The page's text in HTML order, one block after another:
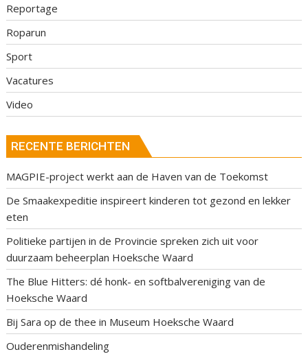
Reportage
Roparun
Sport
Vacatures
Video
RECENTE BERICHTEN
MAGPIE-project werkt aan de Haven van de Toekomst
De Smaakexpeditie inspireert kinderen tot gezond en lekker
eten
Politieke partijen in de Provincie spreken zich uit voor
duurzaam beheerplan Hoeksche Waard
The Blue Hitters: dé honk- en softbalvereniging van de
Hoeksche Waard
Bij Sara op de thee in Museum Hoeksche Waard
Ouderenmishandeling